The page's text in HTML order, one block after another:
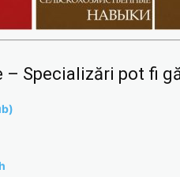
– Specializări pot fi